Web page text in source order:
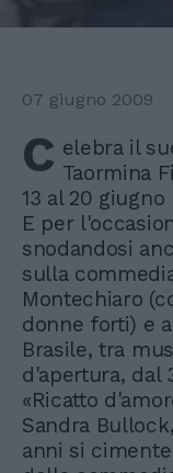
07 giugno 2009
C elebra il
Taormina
13 al 20
E per
snodandosi
sulla
Montechiaro
donne forti) e
Brasile, tra
d'apertura, dal
«Ricatto
Sandra
anni si